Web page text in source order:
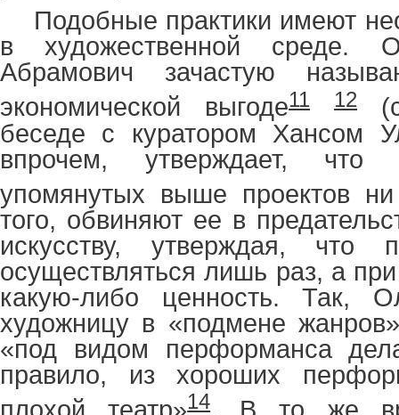
Подобные практики имеют
в художественной среде.
Абрамович зачастую
экономической выгоде11 12
беседе с куратором Хансом
впрочем, утверждает,
упомянутых выше проектов
того, обвиняют ее в
искусству, утверждая, что
осуществляться лишь раз, а
какую-либо ценность. Так,
художницу в «подмене
«под видом перформанса
правило, из хороших
14